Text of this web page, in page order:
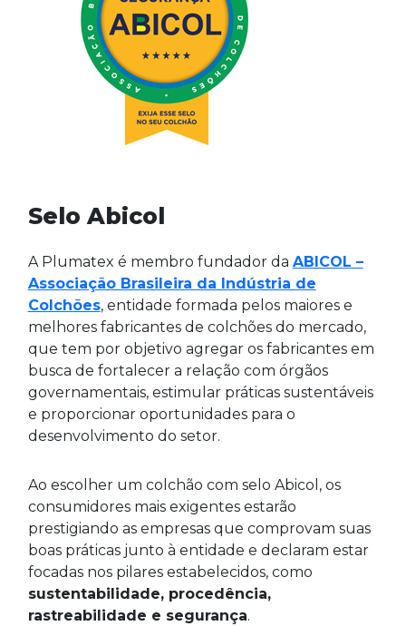
Selo Abicol
A Plumatex é membro fundador da ABICOL –
Associação Brasileira da Indústria de
Colchões, entidade formada pelos maiores e
melhores fabricantes de colchões do mercado,
que tem por objetivo agregar os fabricantes em
busca de fortalecer a relação com órgãos
governamentais, estimular práticas sustentáveis
e proporcionar oportunidades para o
desenvolvimento do setor.
Ao escolher um colchão com selo Abicol, os
consumidores mais exigentes estarão
prestigiando as empresas que comprovam suas
boas práticas junto à entidade e declaram estar
focadas nos pilares estabelecidos, como
sustentabilidade, procedência,
rastreabilidade e segurança.